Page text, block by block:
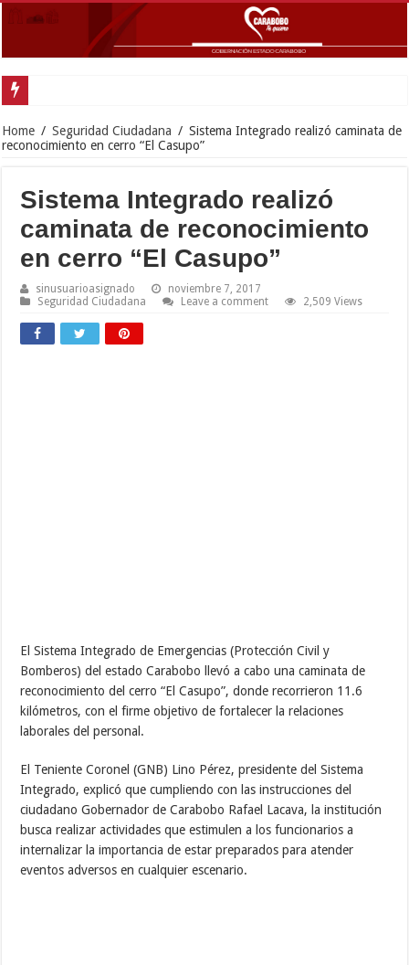
Home / Seguridad Ciudadana / Sistema Integrado realizó caminata de
reconocimiento en cerro “El Casupo”
Sistema Integrado realizó
caminata de reconocimiento
en cerro “El Casupo”
sinusuarioasignado
noviembre 7, 2017
Seguridad Ciudadana
Leave a comment 2,509 Views
El Sistema Integrado de Emergencias (Protección Civil y
Bomberos) del estado Carabobo llevó a cabo una caminata de
reconocimiento del cerro “El Casupo”, donde recorrieron 11.6
kilómetros, con el firme objetivo de fortalecer la relaciones
laborales del personal.
El Teniente Coronel (GNB) Lino Pérez, presidente del Sistema
Integrado, explicó que cumpliendo con las instrucciones del
ciudadano Gobernador de Carabobo Rafael Lacava, la institución
busca realizar actividades que estimulen a los funcionarios a
internalizar la importancia de estar preparados para atender
eventos adversos en cualquier escenario.